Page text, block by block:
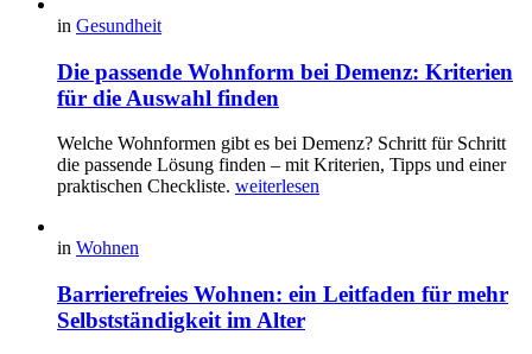
in Gesundheit
Die passende Wohnform bei Demenz: Kriterien
für die Auswahl finden
Welche Wohnformen gibt es bei Demenz? Schritt für Schritt
die passende Lösung finden – mit Kriterien, Tipps und einer
praktischen Checkliste. weiterlesen
in Wohnen
Barrierefreies Wohnen: ein Leitfaden für mehr
Selbstständigkeit im Alter